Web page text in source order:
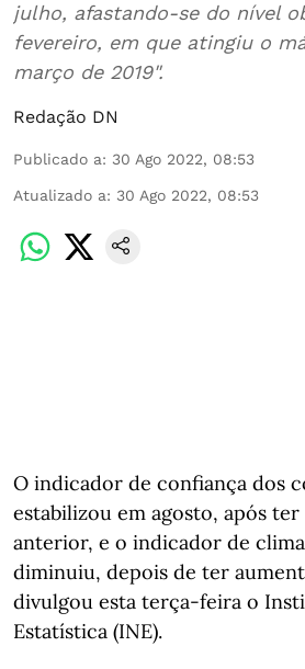
julho, afastando-se do nível
fevereiro, em que atingiu o
março de 2019".
Redação DN
Publicado a: 30 Ago 2022, 08:53
Atualizado a: 30 Ago 2022, 08:53
O indicador de confiança dos
estabilizou em agosto, após
anterior, e o indicador de
diminuiu, depois de ter
divulgou esta terça-feira o
Estatística (INE).